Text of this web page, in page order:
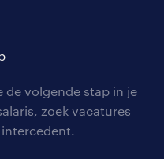
de volgende stap in je
zoek vacatures